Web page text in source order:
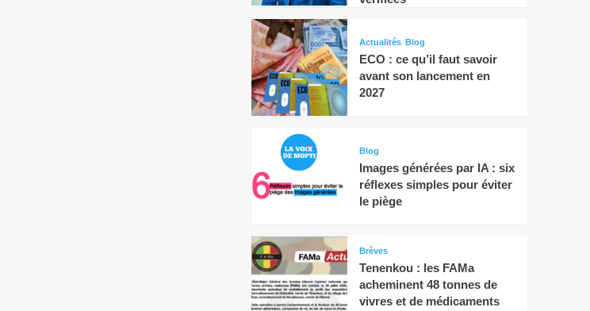
Actualités Blog
ECO : ce qu’il faut savoir
avant son lancement en
2027
Blog
Images générées par IA : six
réflexes simples pour éviter
le piège
Brèves
Tenenkou : les FAMa
acheminent 48 tonnes de
vivres et de médicaments